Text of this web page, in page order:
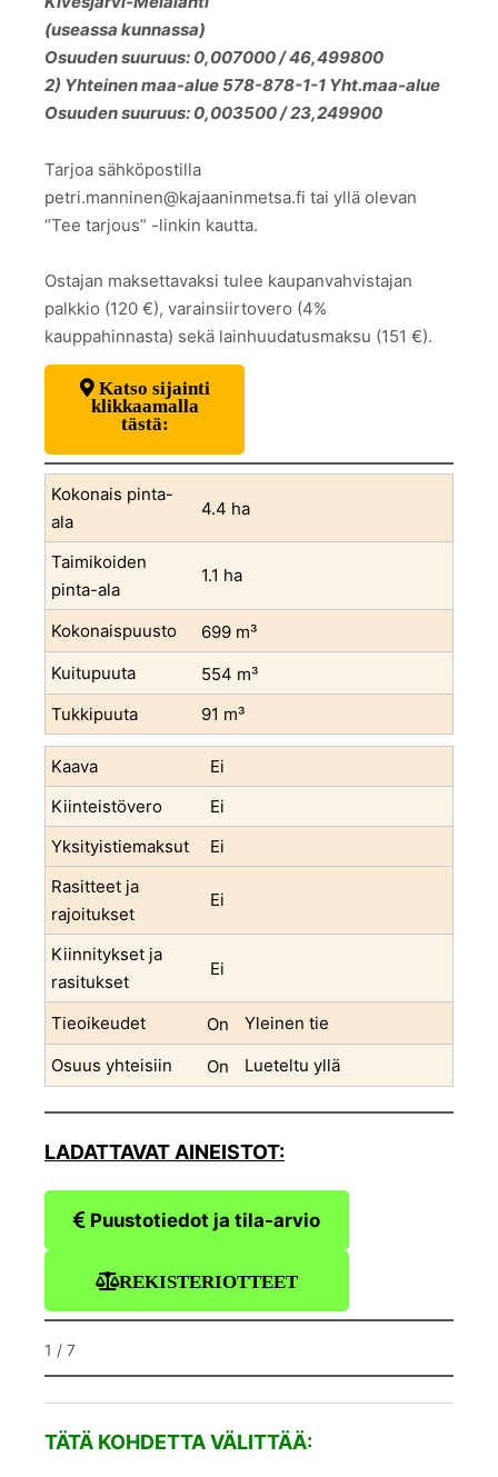
(useassa kunnassa)
Osuuden suuruus: 0,007000 / 46,499800
2) Yhteinen maa-alue 578-878-1-1 Yht.maa-alue
Osuuden suuruus: 0,003500 / 23,249900
Tarjoa sähköpostilla
petri.manninen@kajaaninmetsa.fi tai yllä olevan
“Tee tarjous” -linkin kautta.
Ostajan maksettavaksi tulee kaupanvahvistajan
palkkio (120 €), varainsiirtovero (4%
kauppahinnasta) sekä lainhuudatusmaksu (151 €).
Katso sijainti
klikkaamalla
tästä:
Kokonais pinta-
ala
4.4 ha
Taimikoiden
pinta-ala
1.1 ha
Kokonaispuusto
699 m³
Kuitupuuta
554 m³
Tukkipuuta
91 m³
Kaava
Ei
Kiinteistövero
Ei
Yksityistiemaksut
Ei
Rasitteet ja
rajoitukset
Ei
Kiinnitykset ja
rasitukset
Ei
Tieoikeudet On
Yleinen tie
Osuus yhteisiin
On Lueteltu yllä
LADATTAVAT AINEISTOT:
Puustotiedot ja tila-arvio
REKISTERIOTTEET
1 / 7
TÄTÄ KOHDETTA VÄLITTÄÄ: